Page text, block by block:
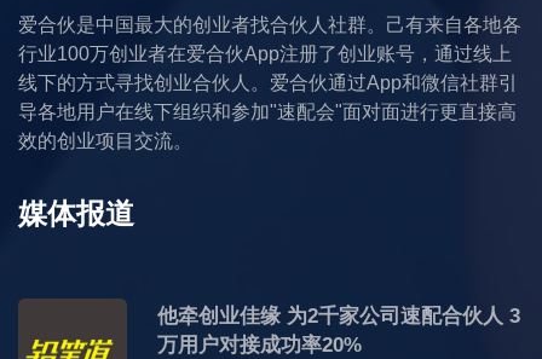
爱合伙是中国最大的创业者找合伙人社群。己有来自各地各
行业100万创业者在爱合伙App注册了创业账号，通过线上
线下的方式寻找创业合伙人。爱合伙通过App和微信社群引
导各地用户在线下组织和参加"速配会"面对面进行更直接高
效的创业项目交流。
媒体报道
他牵创业佳缘 为2千家公司速配合伙人 3
万用户对接成功率20%